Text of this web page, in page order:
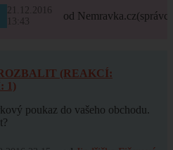
21.12.2016
13:43
od Nemravka.cz
(REAKCÍ:
1)
poukaz do vašeho obchodu.